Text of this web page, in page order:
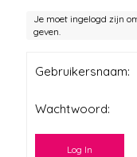
Je moet ingelogd zijn
geven.
Gebruikersnaam:
Wachtwoord:
Log In